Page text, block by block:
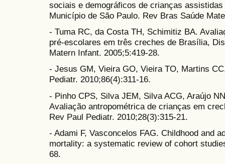
sociais e demográficos de crianças
Município de São Paulo. Rev Bras Saúde
- Tuma RC, da Costa TH, Schimitiz BA.
pré-escolares em três creches de Brasília,
Matern Infant. 2005;5:419-28.
- Jesus GM, Vieira GO, Vieira TO, Martins
Pediatr. 2010;86(4):311-16.
- Pinho CPS, Silva JEM, Silva ACG, Araújo
Avaliação antropométrica de crianças em
Rev Paul Pediatr. 2010;28(3):315-21.
- Adami F, Vasconcelos FAG. Childhood and
mortality: a systematic review of cohort
68.